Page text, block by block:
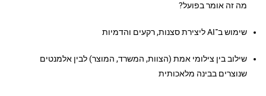
מה זה אומר בפועל?
שימוש ב־AI ליצירת סצנות, רקעים והדמיות
שילוב בין צילומי אמת (הצוות, המשרד, המוצר) לבין אלמנטים
שנוצרים בבינה מלאכותית